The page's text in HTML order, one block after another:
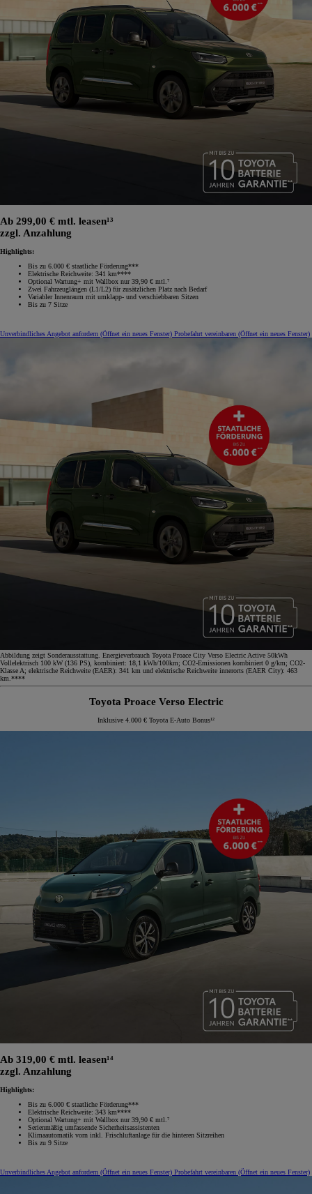
Ab 299,00 € mtl. leasen¹³
zzgl. Anzahlung
Highlights:
Bis zu 6.000 € staatliche Förderung***
Elektrische Reichweite: 341 km****
Optional Wartung+ mit Wallbox nur 39,90 € mtl.⁷
Zwei Fahrzeuglängen (L1/L2) für zusätzlichen Platz nach Bedarf
Variabler Innenraum mit umklapp‑ und verschiebbaren Sitzen
Bis zu 7 Sitze
Unverbindliches Angebot anfordern (Öffnet ein neues Fenster) Probefahrt vereinbaren (Öffnet ein neues Fenster)
Abbildung zeigt Sonderausstattung. Energieverbrauch Toyota Proace City Verso Electric Active 50kWh
Vollelektrisch 100 kW (136 PS), kombiniert: 18,1 kWh/100km; CO2-Emissionen kombiniert 0 g/km; CO2-
Klasse A; elektrische Reichweite (EAER): 341 km und elektrische Reichweite innerorts (EAER City): 463
km.****
Toyota Proace Verso Electric
Inklusive 4.000 € Toyota E-Auto Bonus¹²
Ab 319,00 € mtl. leasen¹⁴
zzgl. Anzahlung
Highlights:
Bis zu 6.000 € staatliche Förderung***
Elektrische Reichweite: 343 km****
Optional Wartung+ mit Wallbox nur 39,90 € mtl.⁷
Serienmäßig umfassende Sicherheitsassistenten
Klimaautomatik vorn inkl. Frischluftanlage für die hinteren Sitzreihen
Bis zu 9 Sitze
Unverbindliches Angebot anfordern (Öffnet ein neues Fenster) Probefahrt vereinbaren (Öffnet ein neues Fenster)